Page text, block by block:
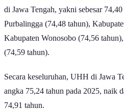
di Jawa Tengah, yakni sebesar
Purbalingga (74,48 tahun),
Kabupaten Wonosobo (74,56
(74,59 tahun).
Secara keseluruhan, UHH di Jawa
angka 75,24 tahun pada 2025, naik
74,91 tahun.